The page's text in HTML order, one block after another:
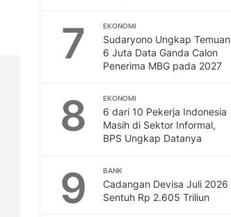
7 EKONOMI
Sudaryono Ungkap Temuan
6 Juta Data Ganda Calon
Penerima MBG pada 2027
8 EKONOMI
6 dari 10 Pekerja Indonesia
Masih di Sektor Informal,
BPS Ungkap Datanya
9 BANK
Cadangan Devisa Juli 2026
Sentuh Rp 2.605 Triliun